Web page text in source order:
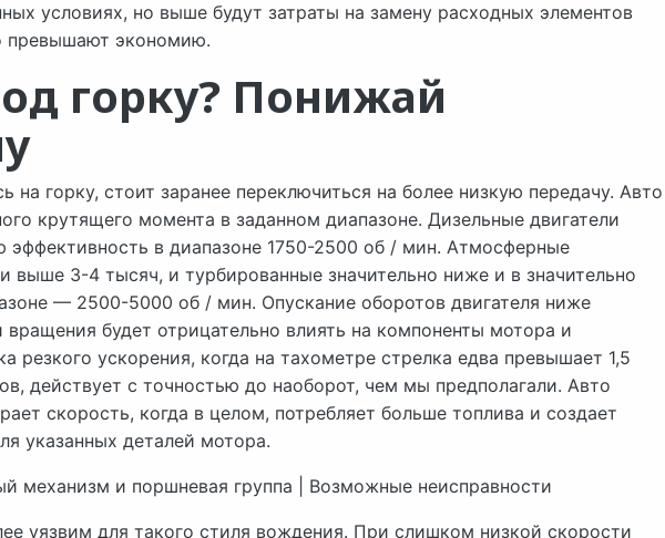
условиях, но выше будут затраты на замену расходных элементов
превышают экономию.
горку? Понижай
на горку, стоит заранее переключиться на более низкую передачу. Авто
крутящего момента в заданном диапазоне. Дизельные двигатели
в диапазоне 1750-2500 об / мин. Атмосферные
выше 3-4 тысяч, и турбированные значительно ниже и в значительно
— 2500-5000 об / мин. Опускание оборотов двигателя ниже
вращения будет отрицательно влиять на компоненты мотора и
резкого ускорения, когда на тахометре стрелка едва превышает 1,5
действует с точностью до наоборот, чем мы предполагали. Авто
скорость, когда в целом, потребляет больше топлива и создает
указанных деталей мотора.
механизм и поршневая группа | Возможные неисправности
уязвим для такого стиля вождения. При слишком низкой скорости